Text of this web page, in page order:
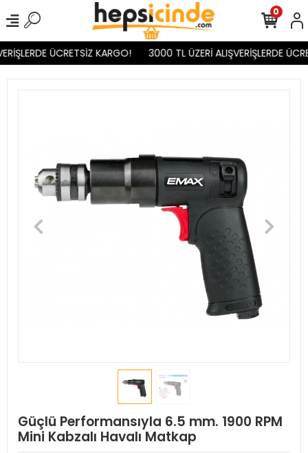
ÜCRETSİZ KARGO! 3000 TL ÜZERİ ALIŞVERİŞLERDE
0
Güçlü Performansıyla 6.5 mm. 1900 RPM
Mini Kabzalı Havalı Matkap